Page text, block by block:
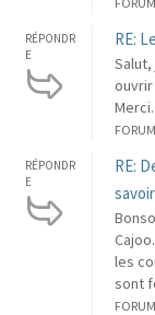
RÉPONDR
E
RE:
ouvrir
Merci.
FORUM
RÉPONDR
E
RE:
savoir
les
sont
FORUM